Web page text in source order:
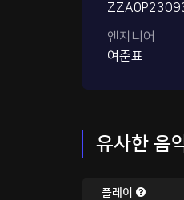
엔지니어
여준표
유사한 음
플레이